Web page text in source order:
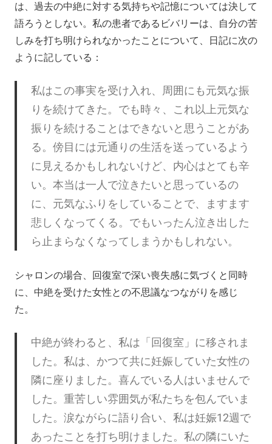
は、過去の中絶に対する気持ちや記憶については決して
語ろうとしない。私の患者であるビバリーは、自分の苦
しみを打ち明けられなかったことについて、日記に次の
ように記している：
私はこの事実を受け入れ、周囲にも元気な振
りを続けてきた。でも時々、これ以上元気な
振りを続けることはできないと思うことがあ
る。傍目には元通りの生活を送っているよう
に見えるかもしれないけど、内心はとても辛
い。本当は一人で泣きたいと思っているの
に、元気なふりをしていることで、ますます
悲しくなってくる。でもいったん泣き出した
ら止まらなくなってしまうかもしれない。
シャロンの場合、回復室で深い喪失感に気づくと同時
に、中絶を受けた女性との不思議なつながりを感じ
た。
中絶が終わると、私は「回復室」に移されま
した。私は、かつて共に妊娠していた女性の
隣に座りました。喜んでいる人はいませんで
した。重苦しい雰囲気が私たちを包んでいま
した。涙ながらに語り合い、私は妊娠12週で
あったことを打ち明けました。私の隣にいた